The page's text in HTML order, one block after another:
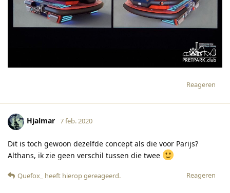
Reageren
Hjalmar 7 feb. 2020
Dit is toch gewoon dezelfde concept als die voor Parijs?
Althans, ik zie geen verschil tussen die twee
Reageren
Quefox_ heeft hierop gereageerd.